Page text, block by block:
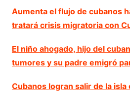
Aumenta el flujo de cubanos
tratará crisis migratoria con
El niño ahogado, hijo del
tumores y su padre emigró
Cubanos logran salir de la isla